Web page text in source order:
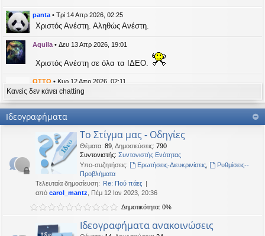
εις
η
panta • Τρί 14 Απρ 2026, 02:25
Χριστός Ανέστη. Αληθώς Ανέστη.
Aquila • Δευ 13 Απρ 2026, 19:01
Χριστός Ανέστη σε όλα τα ΙΔΕΟ.
OTTO • Κυρ 12 Απρ 2026, 02:11
likes this message
panta έγραψε:
Καλή Μεγάλη Εβδομάδα. Καλή Ανάσταση.
Καλή Ανάσταση σε όλους!
• Τετ 08 Απρ 2026, 14:21
pantaέγραψε:↑
Κανείς δεν κάνει chatting
Ιδεογραφήματα
Το Στίγμα μας - Οδηγίες
Θέματα: 89 Δημοσιεύσεις: 790
Συντονιστής: Συντονιστής Ενότητας
Υπο-συζητήσεις:
Ερωτήσεις-Διευκρινίσεις,
Ρυθμίσεις--
Προβλήματα
Τελευταία δημοσίευση: Re: Πού πάει;
από carol_mantz , Πέμ 12 Ιαν 2023, 20:36
Δημοτικότητα: 0%
Ιδεογραφήματα ανακοινώσεις